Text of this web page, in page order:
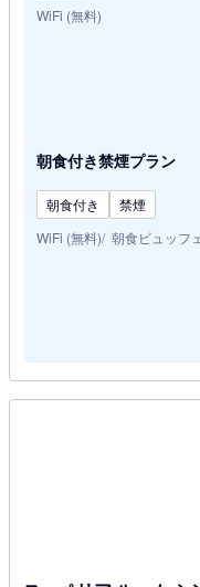
WiFi (無料)
朝食付き禁煙プラン
朝食付き
禁煙
WiFi (無料) 朝食ビュッフ